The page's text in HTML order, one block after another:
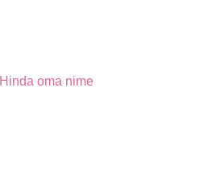
Hinda oma nime